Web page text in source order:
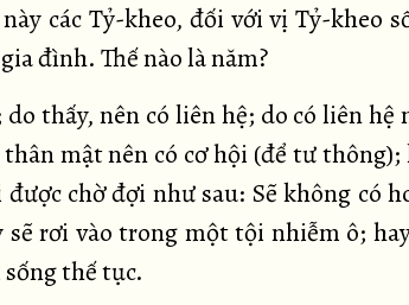
các Tỷ-kheo, đối với vị Tỷ-kheo
đình. Thế nào là năm?
thấy, nên có liên hệ; do có liên hệ
mật nên có cơ hội (để tư
chờ đợi như sau: Sẽ không có
sẽ rơi vào trong một tội nhiễm ô;
thế tục.